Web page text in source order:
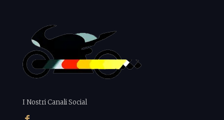
I Nostri Canali Social